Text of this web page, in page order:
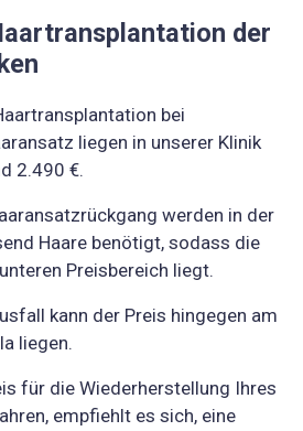
der
bei
liegen in unserer Klinik
2.490 €.
werden in der
Haare benötigt, sodass die
Preisbereich liegt.
kann der Preis hingegen am
liegen.
für die Wiederherstellung Ihres
empfiehlt es sich, eine